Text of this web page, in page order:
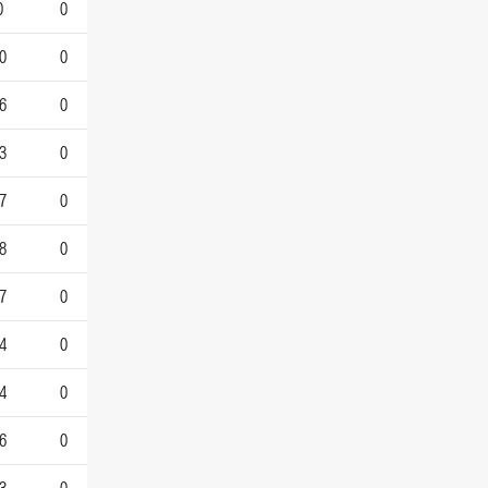
0
0
0
0
0
0
0
0
0
0